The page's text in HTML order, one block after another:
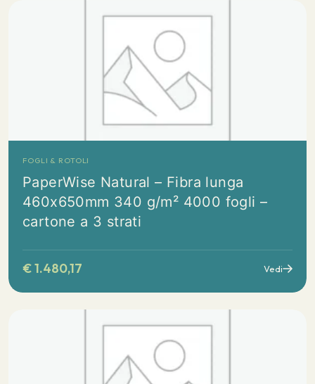
FOGLI & ROTOLI
PaperWise Natural – Fibra lunga
460x650mm 340 g/m² 4000 fogli –
cartone a 3 strati
€1.480,17 Vedi